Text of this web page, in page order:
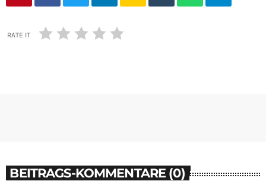
RATE IT
BEITRAGS-KOMMENTARE (0)